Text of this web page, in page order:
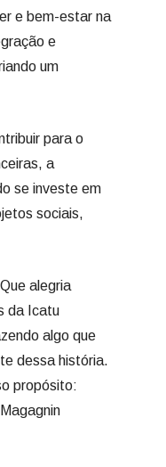
e bem-estar na
e
um
para o
a
se investe em
sociais,
alegria
da Icatu
algo que
dessa história.
propósito: